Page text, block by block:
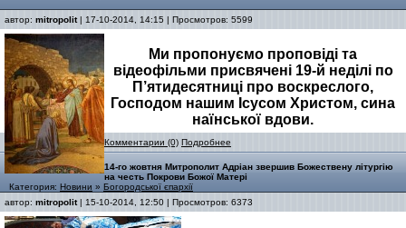
автор: mitropolit| 17-10-2014, 14:15 | Просмотров: 5599
Ми пропонуємо проповіді та
відеофільми присвячені 19-й неділі по
П’ятидесятниці про воскреслого,
Господом нашим Ісусом Христом, сина
наїнської вдови.
Комментарии (0) Подробнее
14-го жовтня Митрополит Адріан звершив Божествену літургію
на честь Покрови Божої Матері
Категория: Новини » Богородської єпархії
автор: mitropolit| 15-10-2014, 12:50 | Просмотров: 6373